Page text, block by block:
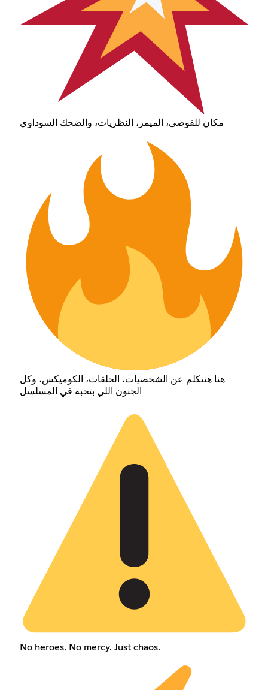
مكان للفوضى، الميمز، النظريات، والضحك السوداوي
هنا هنتكلم عن الشخصيات، الحلقات، الكوميكس، وكل
الجنون اللي بتحبه في المسلسل
No heroes. No mercy. Just chaos.